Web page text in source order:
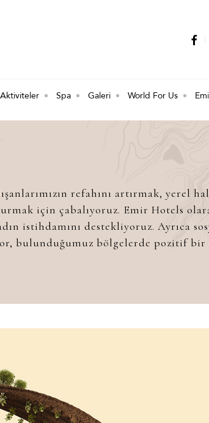
Spa Galeri World For Us
refahını artırmak, yerel
için çabalıyoruz. Emir Hotels
istihdamını destekliyoruz. Ayrıca
bulunduğumuz bölgelerde pozitif bir